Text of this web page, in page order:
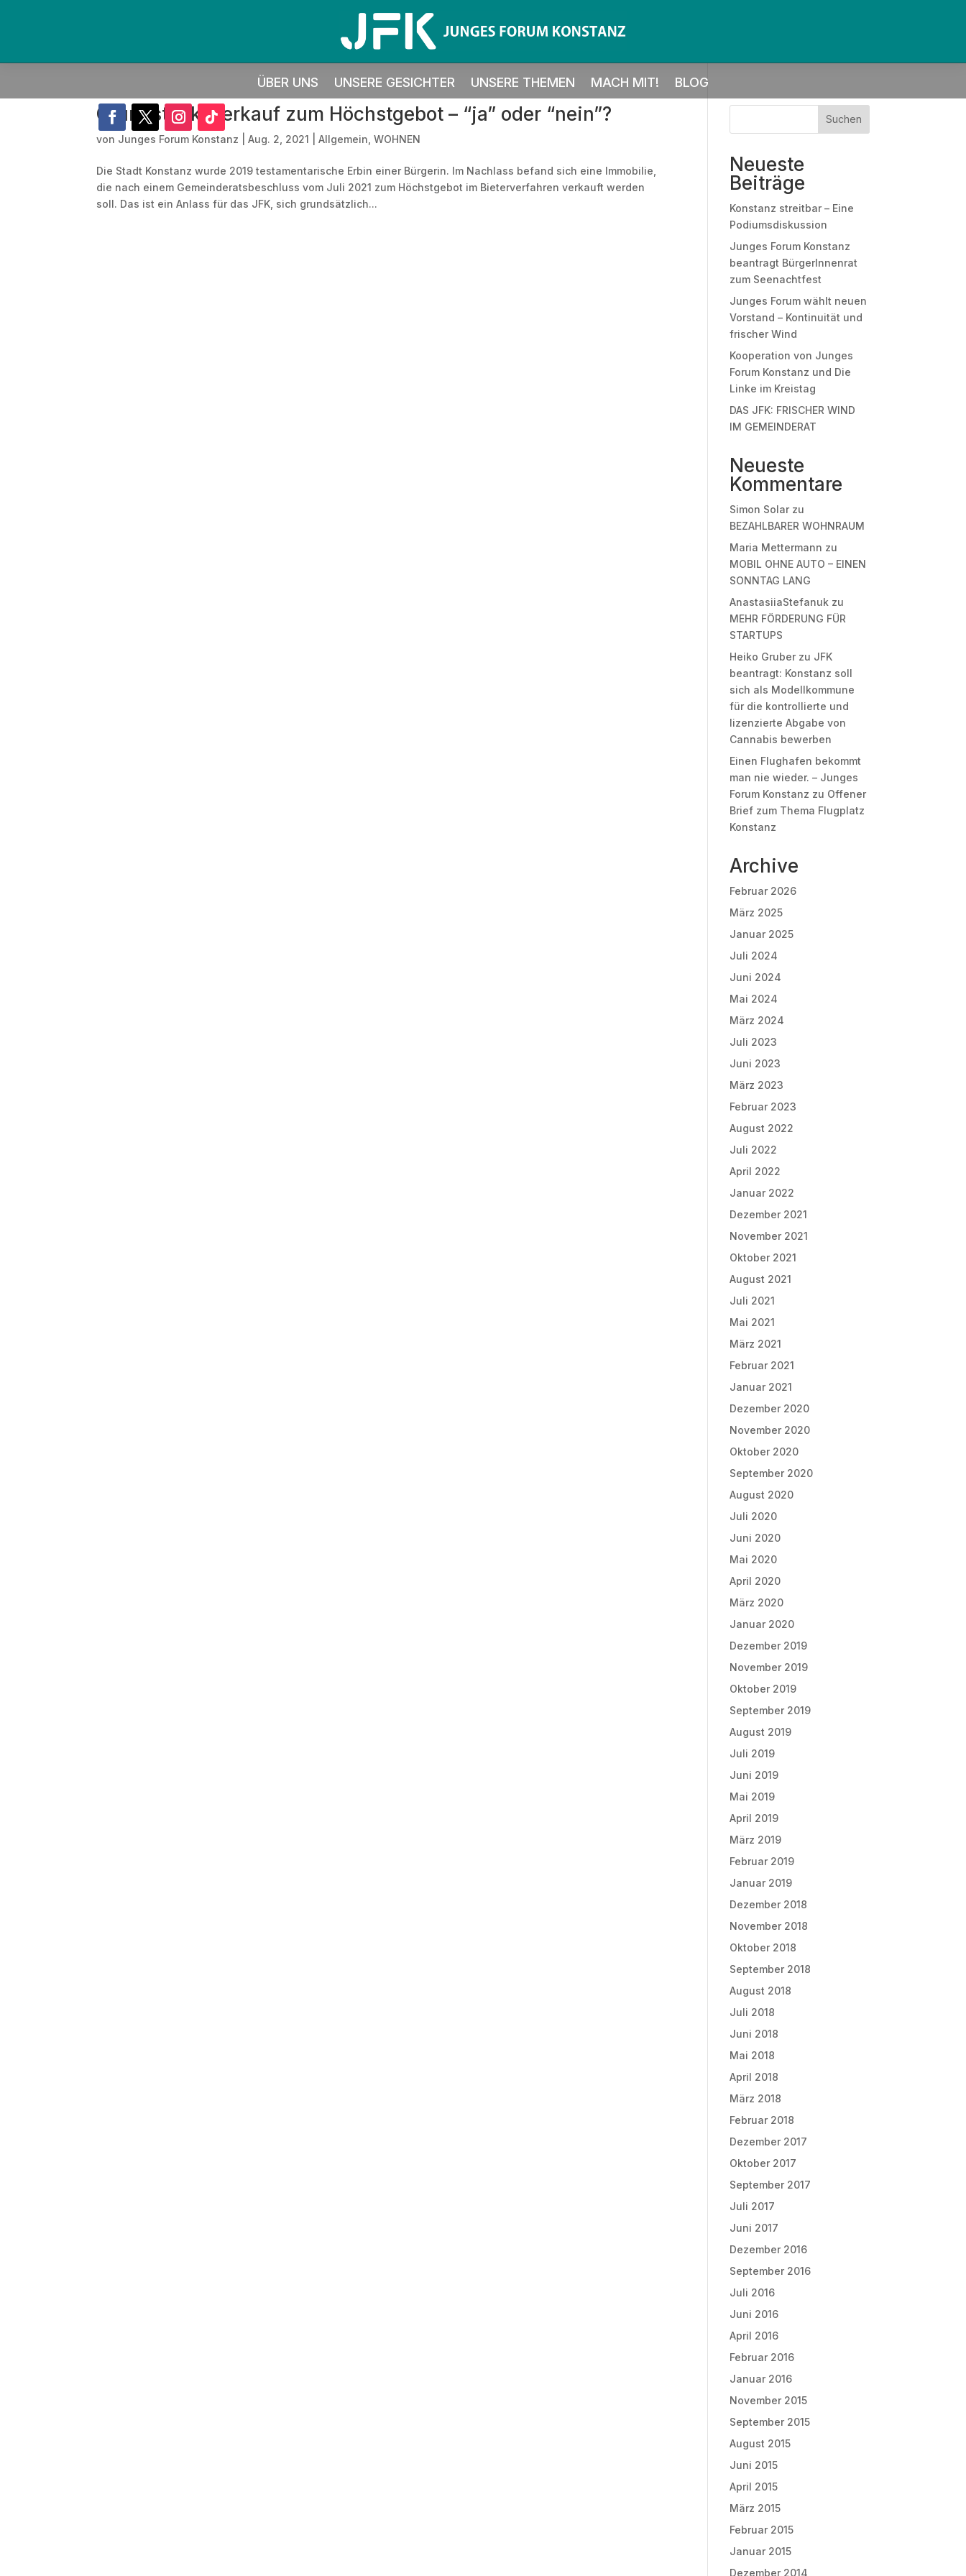
ÜBER UNS UNSERE GESICHTER UNSERE THEMEN MACH MIT! BLOG
Grundstücksverkauf zum Höchstgebot – “ja” oder “nein”?
von Junges Forum Konstanz |Aug. 2, 2021 |Allgemein ,WOHNEN
Die Stadt Konstanz wurde 2019 testamentarische Erbin einer Bürgerin. Im Nachlass befand sich eine Immobilie,
die nach einem Gemeinderatsbeschluss vom Juli 2021 zum Höchstgebot im Bieterverfahren verkauft werden
soll. Das ist ein Anlass für das JFK, sich grundsätzlich...
Suchen
Neueste
Beiträge
Konstanz streitbar – Eine
Podiumsdiskussion
Junges Forum Konstanz
beantragt BürgerInnenrat
zum Seenachtfest
Junges Forum wählt neuen
Vorstand – Kontinuität und
frischer Wind
Kooperation von Junges
Forum Konstanz und Die
Linke im Kreistag
DAS JFK: FRISCHER WIND
IM GEMEINDERAT
Neueste
Kommentare
Simon Solar zu
BEZAHLBARER WOHNRAUM
Maria Mettermann zu
MOBIL OHNE AUTO – EINEN
SONNTAG LANG
AnastasiiaStefanuk zu
MEHR FÖRDERUNG FÜR
STARTUPS
Heiko Gruber zu JFK
beantragt: Konstanz soll
sich als Modellkommune
für die kontrollierte und
lizenzierte Abgabe von
Cannabis bewerben
Einen Flughafen bekommt
man nie wieder. – Junges
Forum Konstanz zu Offener
Brief zum Thema Flugplatz
Konstanz
Archive
Februar 2026
März 2025
Januar 2025
Juli 2024
Juni 2024
Mai 2024
März 2024
Juli 2023
Juni 2023
März 2023
Februar 2023
August 2022
Juli 2022
April 2022
Januar 2022
Dezember 2021
November 2021
Oktober 2021
August 2021
Juli 2021
Mai 2021
März 2021
Februar 2021
Januar 2021
Dezember 2020
November 2020
Oktober 2020
September 2020
August 2020
Juli 2020
Juni 2020
Mai 2020
April 2020
März 2020
Januar 2020
Dezember 2019
November 2019
Oktober 2019
September 2019
August 2019
Juli 2019
Juni 2019
Mai 2019
April 2019
März 2019
Februar 2019
Januar 2019
Dezember 2018
November 2018
Oktober 2018
September 2018
August 2018
Juli 2018
Juni 2018
Mai 2018
April 2018
März 2018
Februar 2018
Dezember 2017
Oktober 2017
September 2017
Juli 2017
Juni 2017
Dezember 2016
September 2016
Juli 2016
Juni 2016
April 2016
Februar 2016
Januar 2016
November 2015
September 2015
August 2015
Juni 2015
April 2015
März 2015
Februar 2015
Januar 2015
Dezember 2014